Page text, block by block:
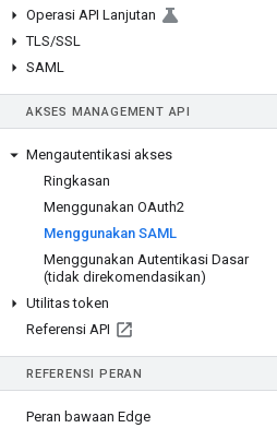
Operasi API Lanjutan
TLS/SSL
SAML
AKSES MANAGEMENT API
Mengautentikasi akses
Ringkasan
Menggunakan OAuth2
Menggunakan SAML
Menggunakan Autentikasi Dasar
(tidak direkomendasikan)
Utilitas token
Referensi API
REFERENSI PERAN
Peran bawaan Edge